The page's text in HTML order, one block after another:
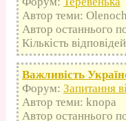
Автор теми:
Автор останнього
Кількість
Важливість
Форум: Запитання
Автор теми: knopa
Автор останнього